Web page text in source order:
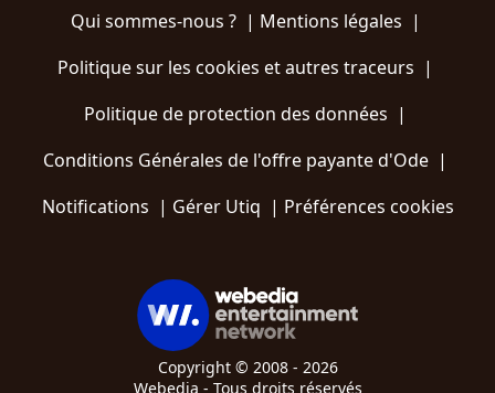
Qui sommes-nous ?| Mentions légales |
Politique sur les cookies et autres traceurs |
Politique de protection des données |
Conditions Générales de l'offre payante d'Ode |
Notifications | Gérer Utiq | Préférences cookies
Copyright © 2008 - 2026
Webedia - Tous droits réservés